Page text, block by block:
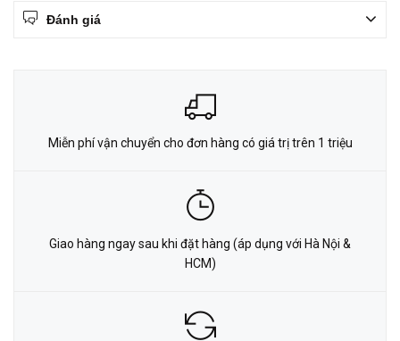
Đánh giá
Miễn phí vận chuyển cho đơn hàng có giá trị trên 1 triệu
Giao hàng ngay sau khi đặt hàng (áp dụng với Hà Nội &
HCM)